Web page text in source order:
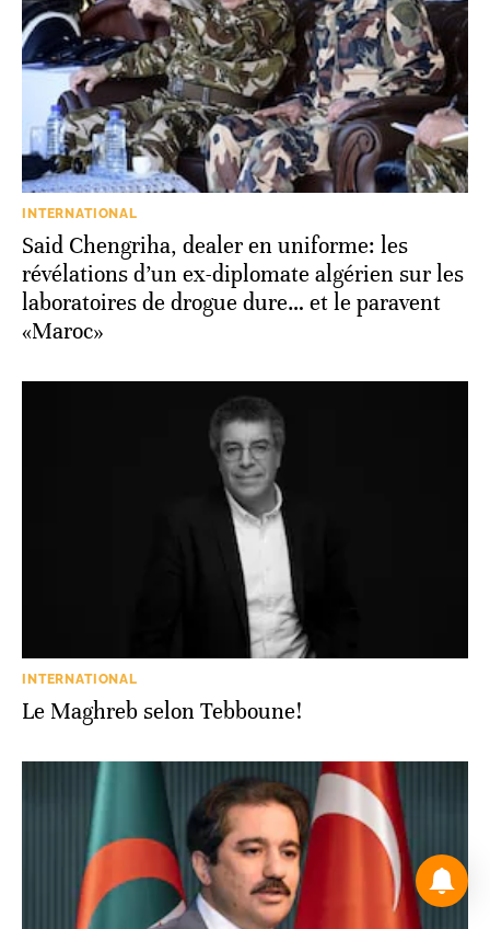
INTERNATIONAL
Said Chengriha, dealer en uniforme: les
révélations d’un ex-diplomate algérien sur les
laboratoires de drogue dure… et le paravent
«Maroc»
INTERNATIONAL
Le Maghreb selon Tebboune!